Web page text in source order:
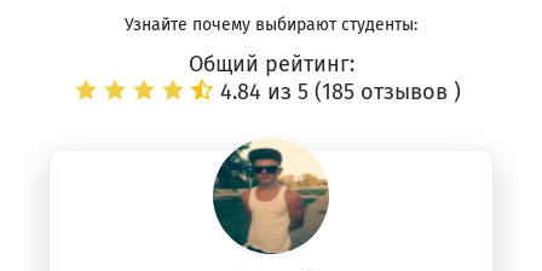
Узнайте почему выбирают студенты:
Общий рейтинг:
4.84 из 5 (185 отзывов )